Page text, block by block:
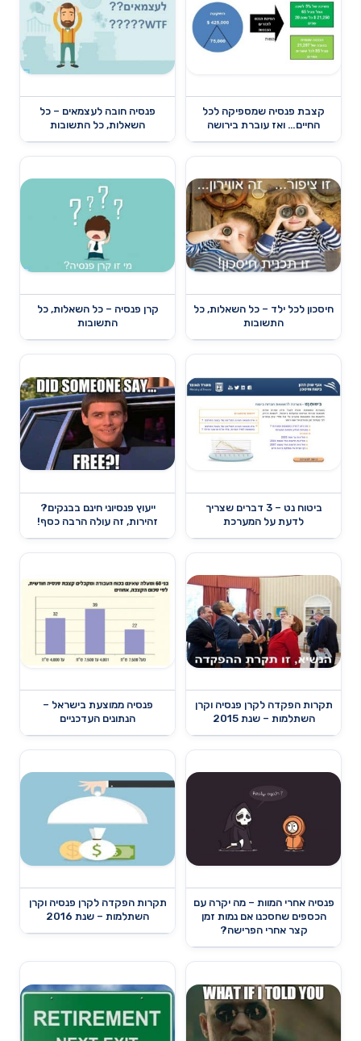
קצבת פנסיה שמספיקה לכל
החיים… ואז עוברת בירושה
פנסיה חובה לעצמאים – כל
השאלות, כל התשובות
חיסכון לכל ילד – כל השאלות, כל
התשובות
קרן פנסיה – כל השאלות, כל
התשובות
ביטוח נט – 3 דברים שצריך
לדעת על המערכת
ייעוץ פנסיוני חינם בבנקים?
זהירות, זה עולה הרבה כסף!
תקרות הפקדה לקרן פנסיה וקרן
השתלמות – שנת 2015
פנסיה ממוצעת בישראל –
הנתונים העדכניים
פנסיה אחרי המוות – מה יקרה עם
הכספים שחסכנו אם נמות זמן
קצר אחרי הפרישה?
תקרות הפקדה לקרן פנסיה וקרן
השתלמות – שנת 2016